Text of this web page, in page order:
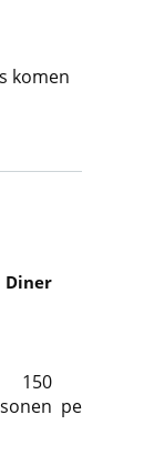
komen
Diner
150
personen